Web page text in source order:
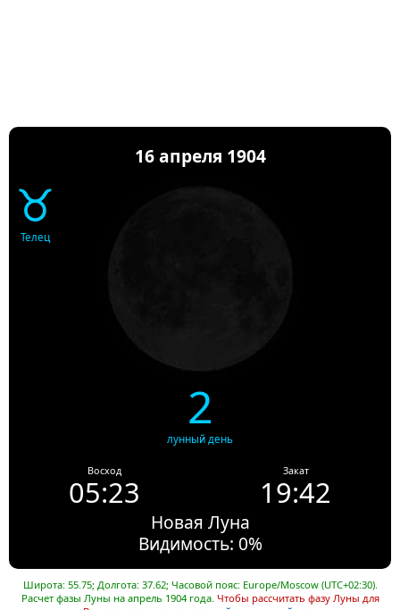
16 апреля 1904
♉
Телец
2
лунный день
Восход
05:23
Закат
19:42
Новая Луна
Видимость: 0%
Широта: 55.75; Долгота: 37.62; Часовой пояс: Europe/Moscow (UTC+02:30).
Расчет фазы Луны на апрель 1904 года. Чтобы рассчитать фазу Луны для